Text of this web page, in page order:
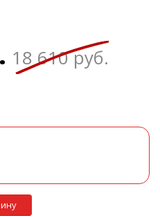
18 610 руб.